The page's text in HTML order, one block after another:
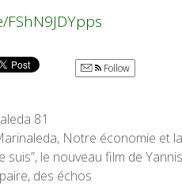
Follow
81
, Notre économie et
suis”, le nouveau film de
des échos